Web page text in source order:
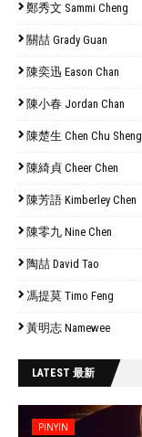
鄭秀文 Sammi Cheng
關喆 Grady Guan
陳奕迅 Eason Chan
陳小春 Jordan Chan
陳楚生 Chen Chu Sheng
陳綺貞 Cheer Chen
陳芳語 Kimberley Chen
陳零九 Nine Chen
陶喆 David Tao
馮提莫 Timo Feng
黃明志 Namewee
LATEST 最新
PINYIN